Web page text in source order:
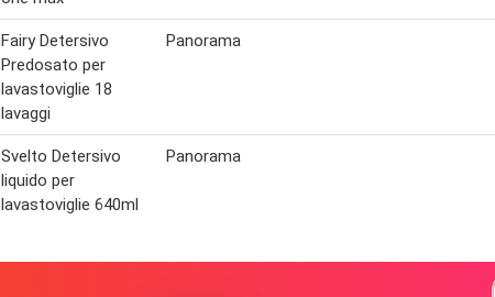
Fairy Detersivo
Predosato per
lavastoviglie 18
lavaggi
Panorama
Svelto Detersivo
liquido per
lavastoviglie 640ml
Panorama